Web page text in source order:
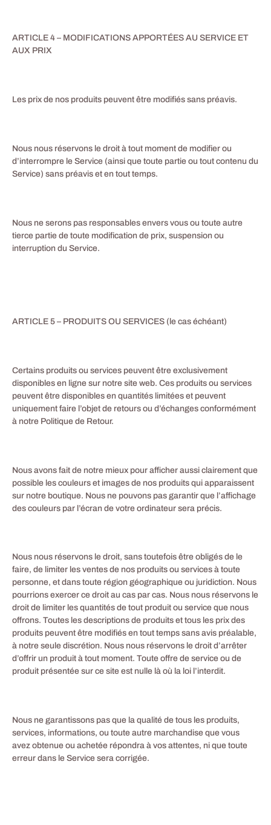
ARTICLE 4 – MODIFICATIONS APPORTÉES AU SERVICE ET
AUX PRIX
Les prix de nos produits peuvent être modifiés sans préavis.
Nous nous réservons le droit à tout moment de modifier ou
d’interrompre le Service (ainsi que toute partie ou tout contenu du
Service) sans préavis et en tout temps.
Nous ne serons pas responsables envers vous ou toute autre
tierce partie de toute modification de prix, suspension ou
interruption du Service.
ARTICLE 5 – PRODUITS OU SERVICES (le cas échéant)
Certains produits ou services peuvent être exclusivement
disponibles en ligne sur notre site web. Ces produits ou services
peuvent être disponibles en quantités limitées et peuvent
uniquement faire l’objet de retours ou d’échanges conformément
à notre Politique de Retour.
Nous avons fait de notre mieux pour afficher aussi clairement que
possible les couleurs et images de nos produits qui apparaissent
sur notre boutique. Nous ne pouvons pas garantir que l’affichage
des couleurs par l’écran de votre ordinateur sera précis.
Nous nous réservons le droit, sans toutefois être obligés de le
faire, de limiter les ventes de nos produits ou services à toute
personne, et dans toute région géographique ou juridiction. Nous
pourrions exercer ce droit au cas par cas. Nous nous réservons le
droit de limiter les quantités de tout produit ou service que nous
offrons. Toutes les descriptions de produits et tous les prix des
produits peuvent être modifiés en tout temps sans avis préalable,
à notre seule discrétion. Nous nous réservons le droit d’arrêter
d’offrir un produit à tout moment. Toute offre de service ou de
produit présentée sur ce site est nulle là où la loi l’interdit.
Nous ne garantissons pas que la qualité de tous les produits,
services, informations, ou toute autre marchandise que vous
avez obtenue ou achetée répondra à vos attentes, ni que toute
erreur dans le Service sera corrigée.